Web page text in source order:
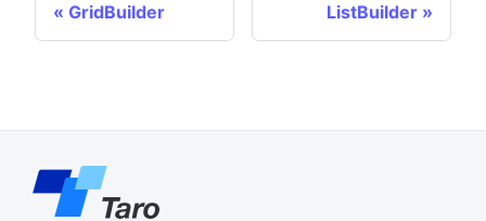
GridBuilder ListBuilder